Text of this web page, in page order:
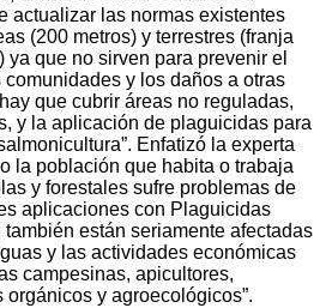
actualizar las normas existentes
(200 metros) y terrestres (franja
ya que no sirven para prevenir el
y los daños a otras
que cubrir áreas no reguladas,
y la aplicación de plaguicidas para
Enfatizó la experta
la población que habita o trabaja
y forestales sufre problemas de
aplicaciones con Plaguicidas
están seriamente afectadas
y las actividades económicas
campesinas, apicultores,
orgánicos y agroecológicos”.